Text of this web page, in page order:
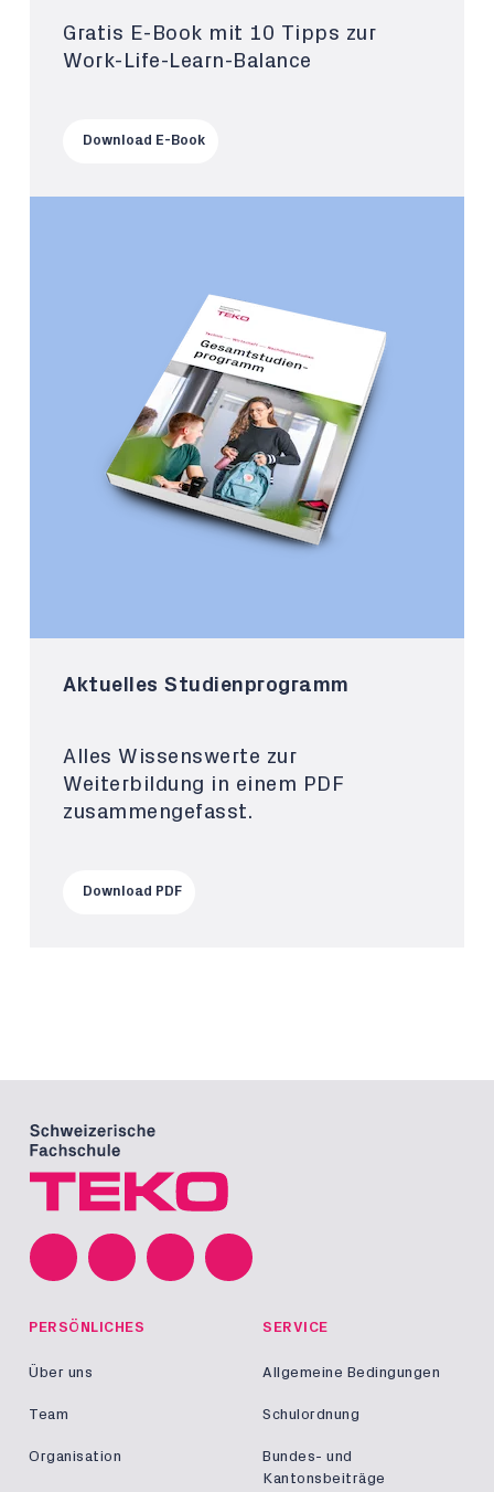
Gratis E-Book mit 10 Tipps zur
Work-Life-Learn-Balance
Download E-Book
Aktuelles Studienprogramm
Alles Wissenswerte zur
Weiterbildung in einem PDF
zusammengefasst.
Download PDF
PERSÖNLICHES
Über uns
Team
Organisation
SERVICE
Allgemeine Bedingungen
Schulordnung
Bundes- und
Kantonsbeiträge